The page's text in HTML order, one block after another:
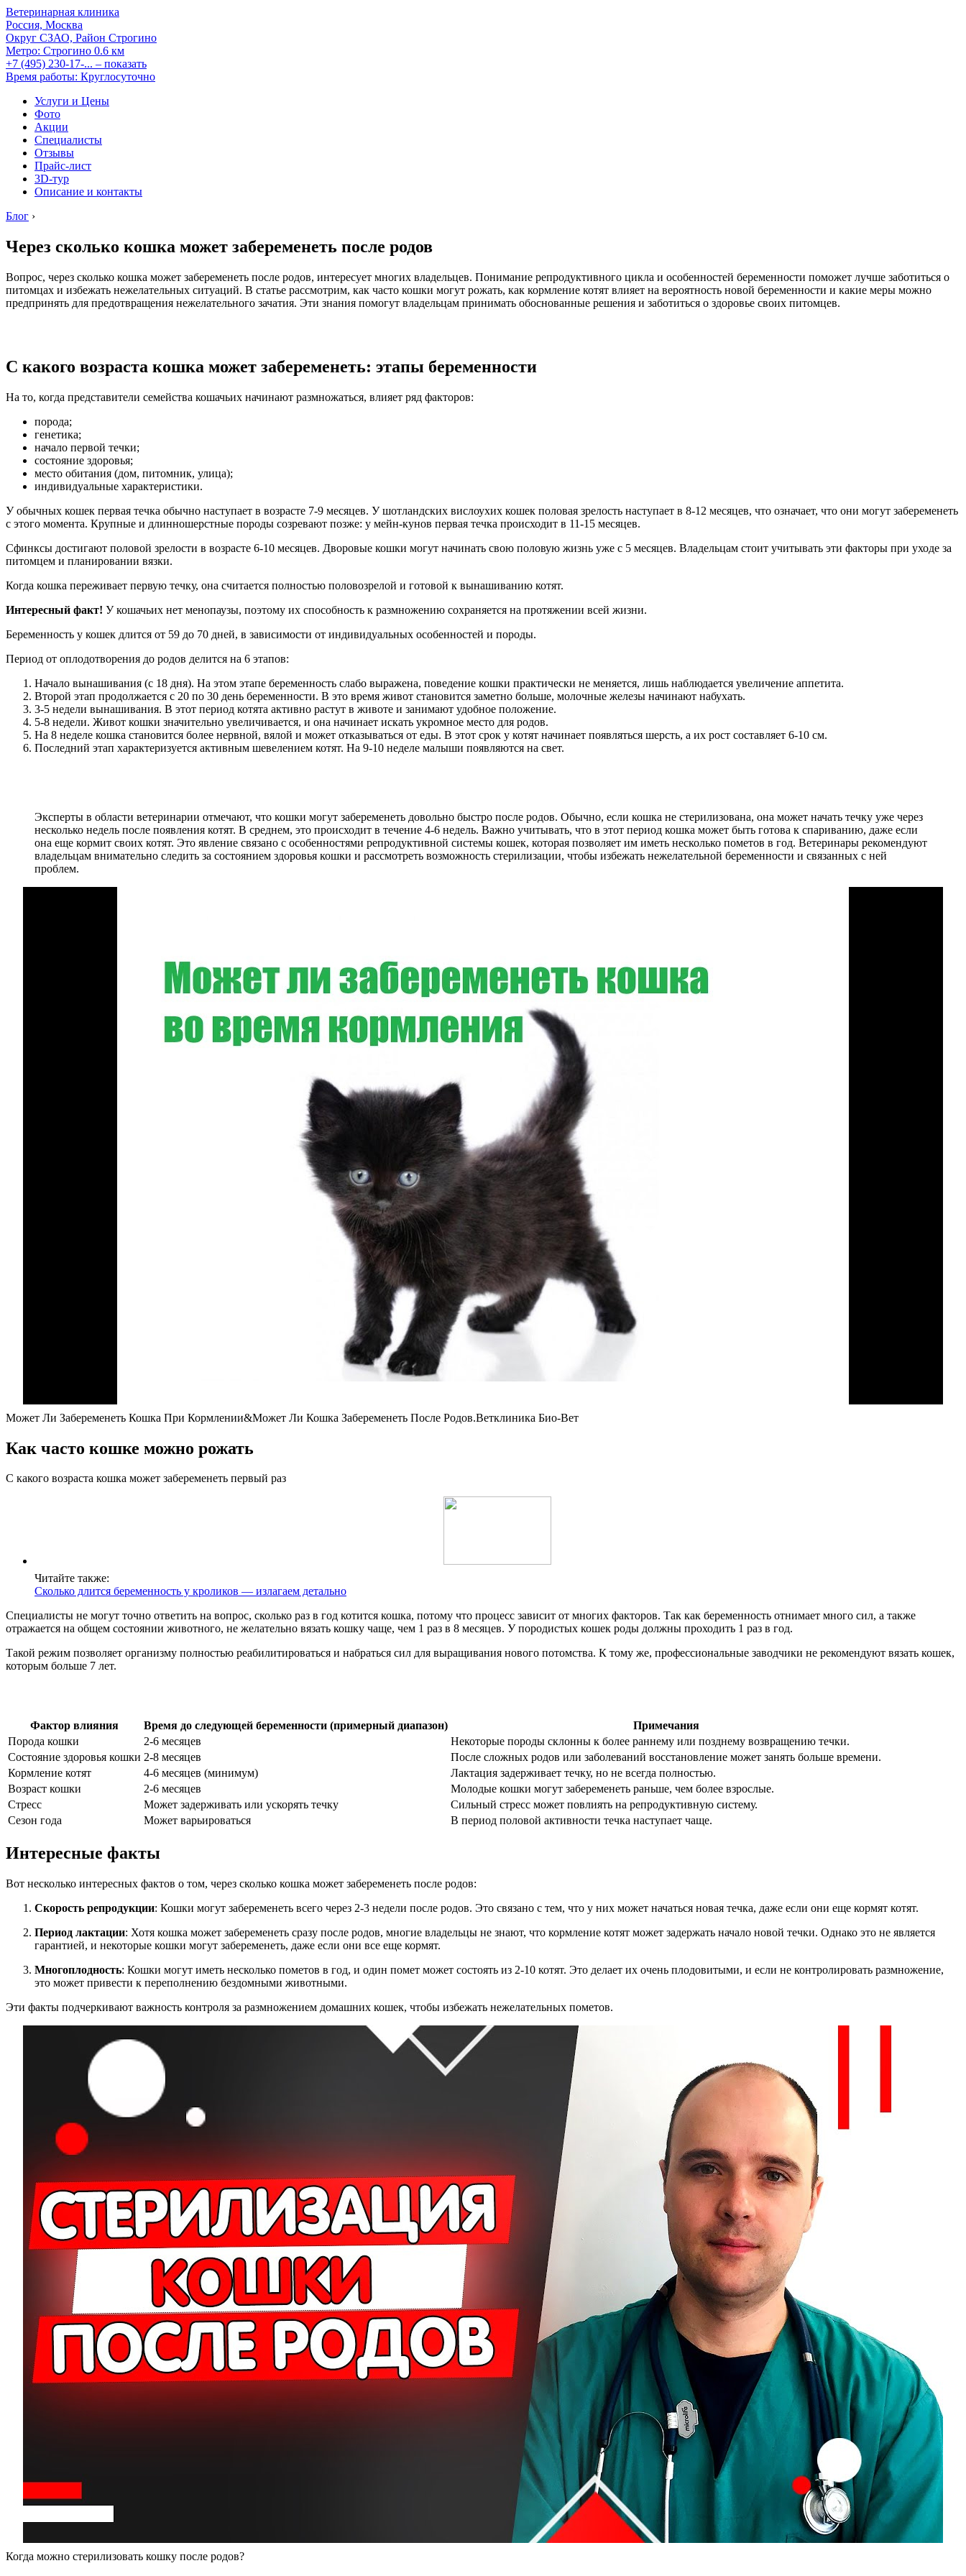
Ветеринарная клиника
Россия, Москва
Округ СЗАО, Район Строгино
Метро: Строгино 0.6 км
+7 (495) 230-17-... – показать
Время работы: Круглосуточно
Услуги и Цены
Фото
Акции
Специалисты
Отзывы
Прайс-лист
3D-тур
Описание и контакты
Блог ›
Через сколько кошка может забеременеть после родов
Вопрос, через сколько кошка может забеременеть после родов, интересует многих владельцев. Понимание репродуктивного цикла и особенностей беременности поможет лучше заботиться о
питомцах и избежать нежелательных ситуаций. В статье рассмотрим, как часто кошки могут рожать, как кормление котят влияет на вероятность новой беременности и какие меры можно
предпринять для предотвращения нежелательного зачатия. Эти знания помогут владельцам принимать обоснованные решения и заботиться о здоровье своих питомцев.
С какого возраста кошка может забеременеть: этапы беременности
На то, когда представители семейства кошачьих начинают размножаться, влияет ряд факторов:
порода;
генетика;
начало первой течки;
состояние здоровья;
место обитания (дом, питомник, улица);
индивидуальные характеристики.
У обычных кошек первая течка обычно наступает в возрасте 7-9 месяцев. У шотландских вислоухих кошек половая зрелость наступает в 8-12 месяцев, что означает, что они могут забеременеть
с этого момента. Крупные и длинношерстные породы созревают позже: у мейн-кунов первая течка происходит в 11-15 месяцев.
Сфинксы достигают половой зрелости в возрасте 6-10 месяцев. Дворовые кошки могут начинать свою половую жизнь уже с 5 месяцев. Владельцам стоит учитывать эти факторы при уходе за
питомцем и планировании вязки.
Когда кошка переживает первую течку, она считается полностью половозрелой и готовой к вынашиванию котят.
Интересный факт! У кошачьих нет менопаузы, поэтому их способность к размножению сохраняется на протяжении всей жизни.
Беременность у кошек длится от 59 до 70 дней, в зависимости от индивидуальных особенностей и породы.
Период от оплодотворения до родов делится на 6 этапов:
Начало вынашивания (с 18 дня). На этом этапе беременность слабо выражена, поведение кошки практически не меняется, лишь наблюдается увеличение аппетита.
Второй этап продолжается с 20 по 30 день беременности. В это время живот становится заметно больше, молочные железы начинают набухать.
3-5 недели вынашивания. В этот период котята активно растут в животе и занимают удобное положение.
5-8 недели. Живот кошки значительно увеличивается, и она начинает искать укромное место для родов.
На 8 неделе кошка становится более нервной, вялой и может отказываться от еды. В этот срок у котят начинает появляться шерсть, а их рост составляет 6-10 см.
Последний этап характеризуется активным шевелением котят. На 9-10 неделе малыши появляются на свет.
Эксперты в области ветеринарии отмечают, что кошки могут забеременеть довольно быстро после родов. Обычно, если кошка не стерилизована, она может начать течку уже через
несколько недель после появления котят. В среднем, это происходит в течение 4-6 недель. Важно учитывать, что в этот период кошка может быть готова к спариванию, даже если
она еще кормит своих котят. Это явление связано с особенностями репродуктивной системы кошек, которая позволяет им иметь несколько пометов в год. Ветеринары рекомендуют
владельцам внимательно следить за состоянием здоровья кошки и рассмотреть возможность стерилизации, чтобы избежать нежелательной беременности и связанных с ней
проблем.
Может Ли Забеременеть Кошка При Кормлении&Может Ли Кошка Забеременеть После Родов.Ветклиника Био-Вет
Как часто кошке можно рожать
С какого возраста кошка может забеременеть первый раз
Читайте также:
Сколько длится беременность у кроликов — излагаем детально
Специалисты не могут точно ответить на вопрос, сколько раз в год котится кошка, потому что процесс зависит от многих факторов. Так как беременность отнимает много сил, а также
отражается на общем состоянии животного, не желательно вязать кошку чаще, чем 1 раз в 8 месяцев. У породистых кошек роды должны проходить 1 раз в год.
Такой режим позволяет организму полностью реабилитироваться и набраться сил для выращивания нового потомства. К тому же, профессиональные заводчики не рекомендуют вязать кошек,
которым больше 7 лет.
Фактор влияния Время до следующей беременности (примерный диапазон)
Примечания
Порода кошки
2-6 месяцев
Некоторые породы склонны к более раннему или позднему возвращению течки.
Состояние здоровья кошки 2-8 месяцев
После сложных родов или заболеваний восстановление может занять больше времени.
Кормление котят
4-6 месяцев (минимум)
Лактация задерживает течку, но не всегда полностью.
Возраст кошки
2-6 месяцев
Молодые кошки могут забеременеть раньше, чем более взрослые.
Стресс
Может задерживать или ускорять течку
Сильный стресс может повлиять на репродуктивную систему.
Сезон года
Может варьироваться В период половой активности течка наступает чаще.
Интересные факты
Вот несколько интересных фактов о том, через сколько кошка может забеременеть после родов:
Скорость репродукции: Кошки могут забеременеть всего через 2-3 недели после родов. Это связано с тем, что у них может начаться новая течка, даже если они еще кормят котят.
Период лактации: Хотя кошка может забеременеть сразу после родов, многие владельцы не знают, что кормление котят может задержать начало новой течки. Однако это не является
гарантией, и некоторые кошки могут забеременеть, даже если они все еще кормят.
Многоплодность: Кошки могут иметь несколько пометов в год, и один помет может состоять из 2-10 котят. Это делает их очень плодовитыми, и если не контролировать размножение,
это может привести к переполнению бездомными животными.
Эти факты подчеркивают важность контроля за размножением домашних кошек, чтобы избежать нежелательных пометов.
Когда можно стерилизовать кошку после родов?